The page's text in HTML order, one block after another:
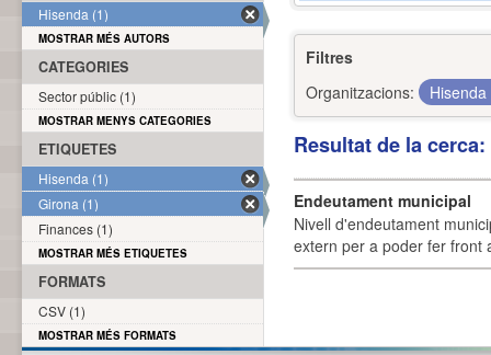
Filtres
Organitzacions:
Hisenda
Resultat de la
Endeutament municipal
Nivell d'endeutament
extern per a poder fer front
Hisenda (1)
MOSTRAR MÉS AUTORS
CATEGORIES
Sector públic (1)
MOSTRAR MENYS CATEGORIES
ETIQUETES
Hisenda (1)
Girona (1)
Finances (1)
MOSTRAR MÉS ETIQUETES
FORMATS
CSV (1)
MOSTRAR MÉS FORMATS